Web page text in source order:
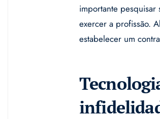
importante
exercer a profissão.
estabelecer um